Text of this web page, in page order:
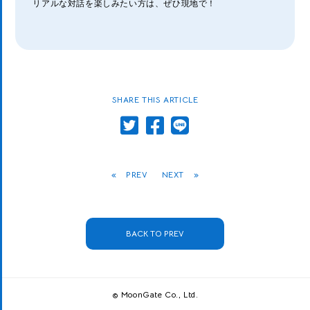
リアルな対話を楽しみたい方は、ぜひ現地で！
SHARE THIS ARTICLE
« PREV NEXT »
BACK TO PREV
© MoonGate Co., Ltd.